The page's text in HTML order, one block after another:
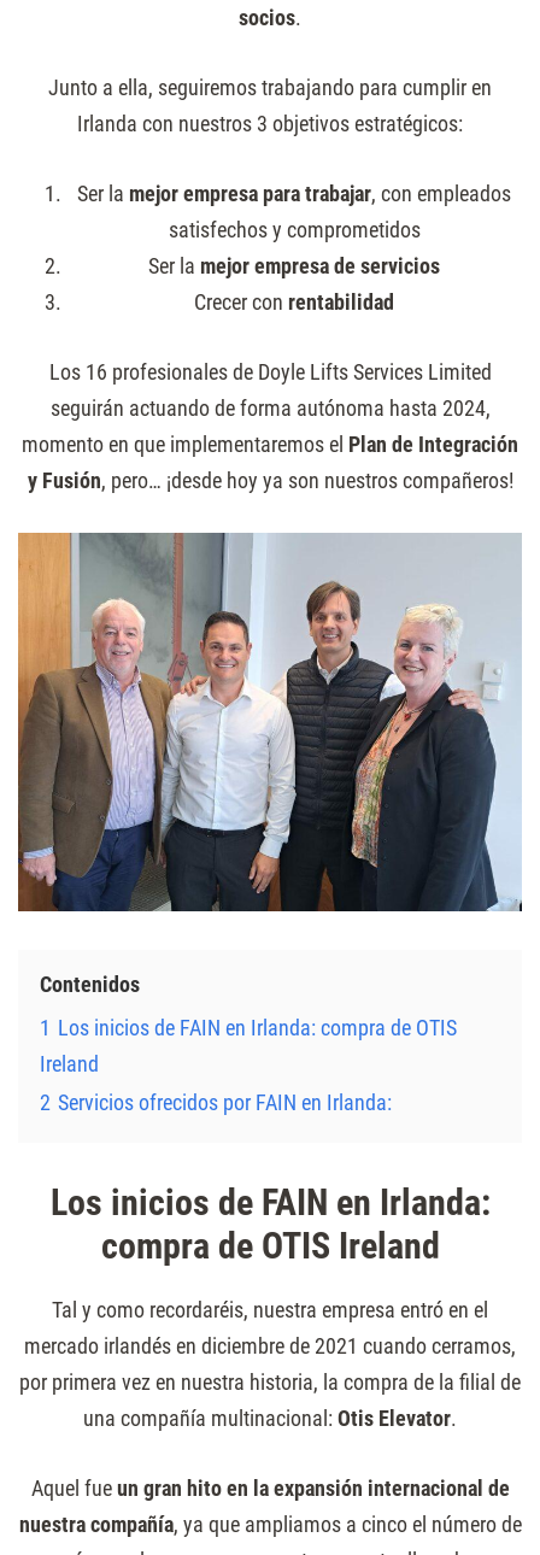
socios.
Junto a ella, seguiremos trabajando para cumplir en
Irlanda con nuestros 3 objetivos estratégicos:
Ser la mejor empresa para trabajar, con empleados
satisfechos y comprometidos
Ser la mejor empresa de servicios
Crecer con rentabilidad
Los 16 profesionales de Doyle Lifts Services Limited
seguirán actuando de forma autónoma hasta 2024,
momento en que implementaremos el Plan de Integración
y Fusión, pero… ¡desde hoy ya son nuestros compañeros!
Contenidos
1 Los inicios de FAIN en Irlanda: compra de OTIS
Ireland
2 Servicios ofrecidos por FAIN en Irlanda:
Los inicios de FAIN en Irlanda:
compra de OTIS Ireland
Tal y como recordaréis, nuestra empresa entró en el
mercado irlandés en diciembre de 2021 cuando cerramos,
por primera vez en nuestra historia, la compra de la filial de
una compañía multinacional: Otis Elevator.
Aquel fueun gran hito en la expansión internacional de
nuestra compañía, ya que ampliamos a cinco el número de